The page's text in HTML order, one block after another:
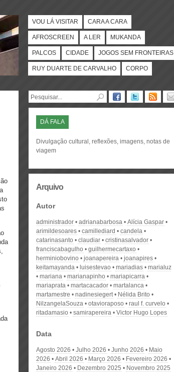
VOU LÁ VISITAR CARA A CARA
AFROSCREEN A LER MUKANDA
PALCOS CIDADE JOGOS SEM FRONTEIRAS
RUY DUARTE DE CARVALHO CORPO
DÁ FALA
Divulgação cultural, reflexões, imagens, notas de
viagem
Arquivo
Autor
administrador adrianabarbosa
Alícia Gaspar
arimildesoares
camillediard
candela
catarinasanto
claudiar
cristinasalvador
franciscabagulho
guilhermecartaxo
herminiobovino
joanapereira
joanapires
keitamayanda
luisestevao mariadias
marialuz
mariana
marianapinho
mariapicarra
mariaprata
martacacador
martalanca
martamestre
nadinesiegert
Nélida Brito
NilzangelaSouza
otavioraposo
raul f. curvelo
ritadamasio
samirapereira Victor Hugo Lopes
Data
Agosto 2026 Julho 2026 Junho 2026
Maio
2026
Abril 2026 Março 2026
Fevereiro 2026
Janeiro 2026
Dezembro 2025
Novembro 2025